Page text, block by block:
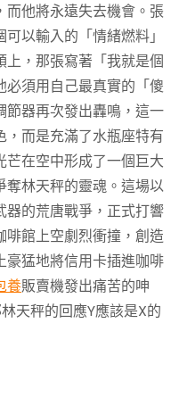
而他將永遠失去機會。張
以輸入的「情緒燃料」
上，那張寫著「我就是個
必須用自己最真實的「傻
節器再次發出轟鳴，這一
而是充滿了水瓶座特有
在空中形成了一個巨大
奪林天秤的靈魂。這場以
器的荒唐戰爭，正式打響
啡館上空劇烈衝撞，創造
豪猛地將信用卡插進咖啡
養販賣機發出痛苦的呻
天秤的回應Y應該是X的